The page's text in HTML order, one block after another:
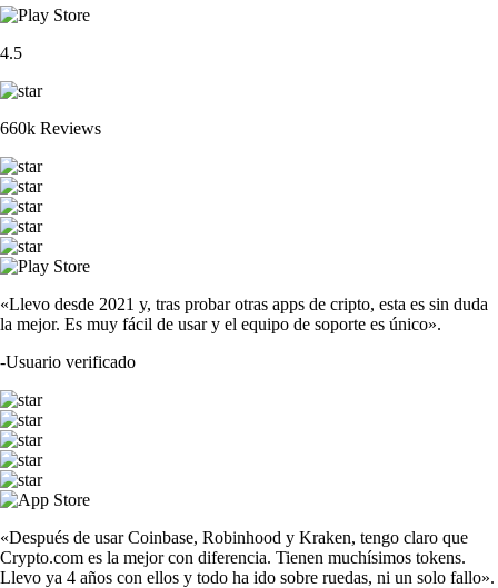
4.5
660k Reviews
«Llevo desde 2021 y, tras probar otras apps de cripto, esta es sin duda
la mejor. Es muy fácil de usar y el equipo de soporte es único».
-Usuario verificado
«Después de usar Coinbase, Robinhood y Kraken, tengo claro que
Crypto.com es la mejor con diferencia. Tienen muchísimos tokens.
Llevo ya 4 años con ellos y todo ha ido sobre ruedas, ni un solo fallo».